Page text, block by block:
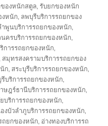
องหนักสตูล,รับยกของหนัก
งหนัก, ลพบุรีบริการรถยกของ
ำพูนบริการรถยกของหนัก,
ครบริการรถยกของหนัก,
การรถยกของหนัก,
สมุทรสงครามบริการรถยกของ
ก, สระบุรีบริการรถยกของหนัก,
รีบริการรถยกของหนัก,
ษฎร์ธานีบริการรถยกของหนัก,
บริการรถยกของหนัก,
งบัวลำภูบริการรถยกของหนัก,
ถยกของหนัก, อ่างทองบริการรถ